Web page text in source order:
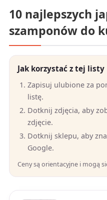
10 najlepszych
szamponów do
Jak korzystać z tej listy
Zapisuj ulubione za
listę.
Dotknij zdjęcia, aby
zdjęcie.
Dotknij sklepu, aby
Google.
Ceny są orientacyjne i mogą